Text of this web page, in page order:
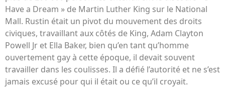
Have a Dream » de Martin Luther King sur le National
Mall. Rustin était un pivot du mouvement des droits
civiques, travaillant aux côtés de King, Adam Clayton
Powell Jr et Ella Baker, bien qu’en tant qu’homme
ouvertement gay à cette époque, il devait souvent
travailler dans les coulisses. Il a défié l’autorité et ne s’est
jamais excusé pour qui il était ou ce qu’il croyait.